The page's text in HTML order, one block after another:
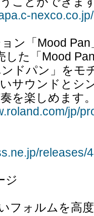
ン「Mood
した「Mood
ドパン」をモ
サウンドとシ
を楽しめます
jp/
releases/
ジ
フォルムを高